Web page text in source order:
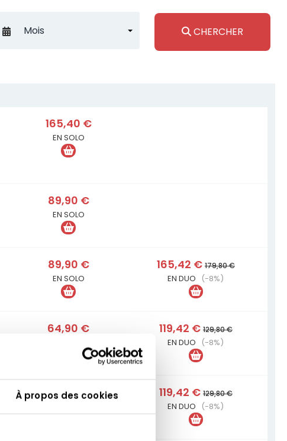
À propos des cookies
CHERCHER
165,40 €
EN SOLO
89,90 €
EN SOLO
89,90 €
EN SOLO
165,42 € 179,80 €
EN DUO (-8%)
64,90 € 119,42 € 129,80 €
EN DUO (-8%)
64,90 € 119,42 € 129,80 €
EN DUO (-8%)